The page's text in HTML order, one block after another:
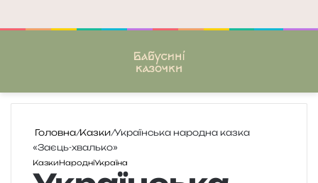
Головна/Казки/Українська народна казка
«Заєць-хвалько»
КазкиНародніУкраїна